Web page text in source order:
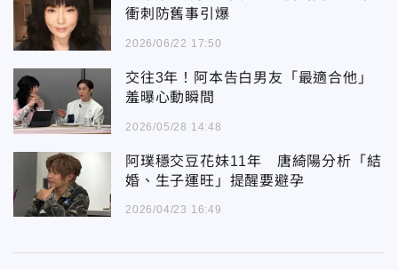
衝刺防舊事引爆
2026/06/22 17:50
交往3年！阿本告白男友「最適合他」
羞曝心動瞬間
2026/05/28 14:48
阿璞穩交豆花妹11年 唐綺陽分析「結
婚、生子運旺」提醒要避孕
2026/04/23 16:49